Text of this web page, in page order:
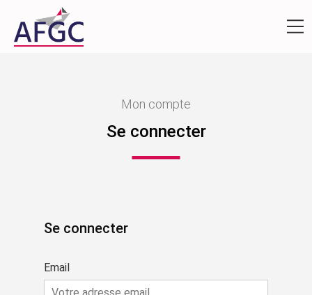
Mon compte
Se connecter
Se connecter
Email